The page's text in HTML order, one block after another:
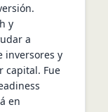
y
a
inversores y
capital. Fue
en